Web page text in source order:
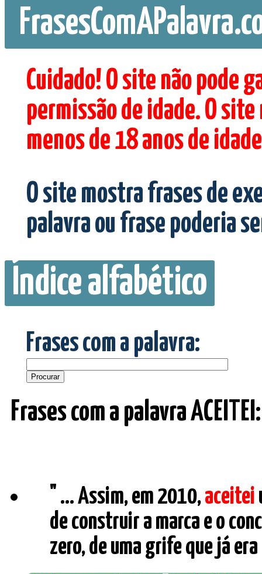
Cuidado! O site não pode
permissão de idade. O
menos de 18 anos de
O site mostra frases de
palavra ou frase poderia
Índice alfabético
Frases com a palavra:
Frases com a palavra ACEITEI:
" ... Assim, em 2010,aceitei
de construir a marca e o
zero, de uma grife que já